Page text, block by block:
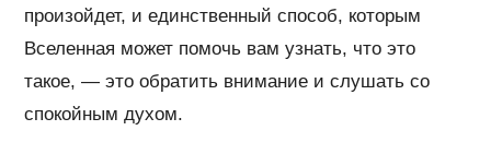
произойдет, и единственный способ, которым
Вселенная может помочь вам узнать, что это
такое, — это обратить внимание и слушать со
спокойным духом.